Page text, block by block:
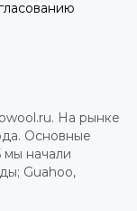
На рынке
Основные
начали
Guahoo,